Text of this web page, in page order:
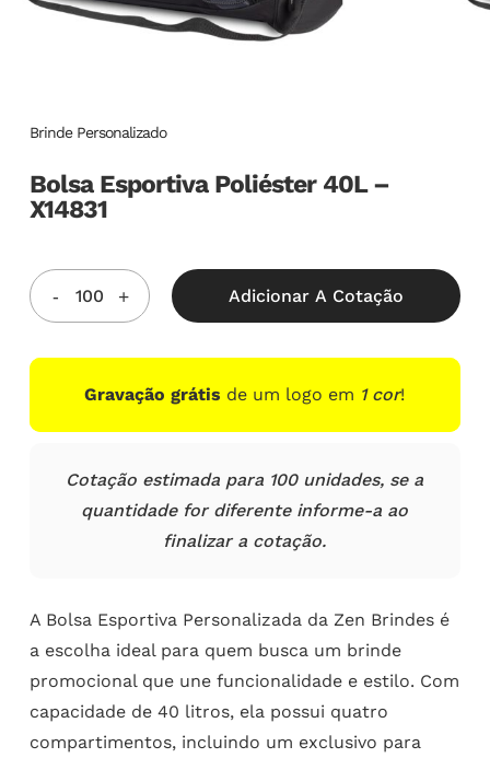
Brinde Personalizado
Bolsa Esportiva Poliéster 40L –
X14831
Adicionar A Cotação
Gravação grátis de um logo em 1 cor!
Cotação estimada para 100 unidades, se a
quantidade for diferente informe-a ao
finalizar a cotação.
A Bolsa Esportiva Personalizada da Zen Brindes é
a escolha ideal para quem busca um brinde
promocional que une funcionalidade e estilo. Com
capacidade de 40 litros, ela possui quatro
compartimentos, incluindo um exclusivo para